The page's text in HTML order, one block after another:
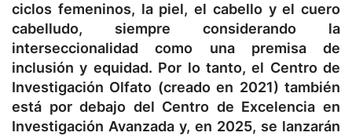
ciclos femeninos, la piel, el cabello y el cuero
cabelludo, siempre considerando la
interseccionalidad como una premisa de
inclusión y equidad. Por lo tanto, el Centro de
Investigación Olfato (creado en 2021) también
está por debajo del Centro de Excelencia en
Investigación Avanzada y, en 2025, se lanzarán